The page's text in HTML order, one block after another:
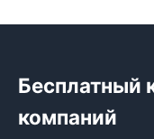
Бесплатный
компаний